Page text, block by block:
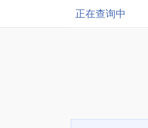
正在查询中